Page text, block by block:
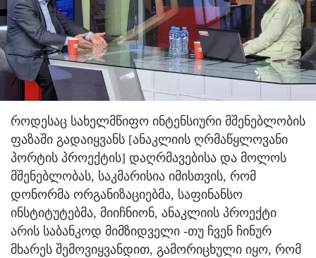
როდესაც სახელმწიფო ინტენსიური მშენებლობის
ფაზაში გადაიყვანს [ანაკლიის ღრმაწყლოვანი
პორტის პროექტის] დაღრმავებისა და მოლოს
მშენებლობას, საკმარისია იმისთვის, რომ
დონორმა ორგანიზაციებმა, საფინანსო
ინსტიტუტებმა, მიიჩნიონ, ანაკლიის პროექტი
არის საბანკოდ მიმზიდველი -თუ ჩვენ ჩინურ
მხარეს შემოვიყვანდით, გამორიცხული იყო, რომ